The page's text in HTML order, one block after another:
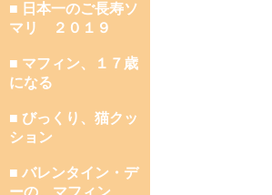
■ 日本一のご長寿ソ
マリ ２０１９
■ マフィン、１７歳
になる
■ びっくり、猫クッ
ション
■ バレンタイン・デ
ーの、マフィン